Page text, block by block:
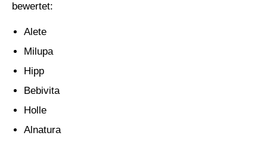
bewertet:
Alete
Milupa
Hipp
Bebivita
Holle
Alnatura